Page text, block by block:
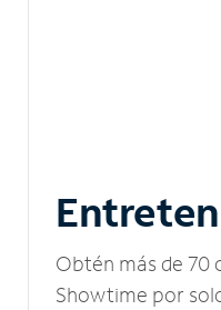
Obtén más de 70
Showtime por